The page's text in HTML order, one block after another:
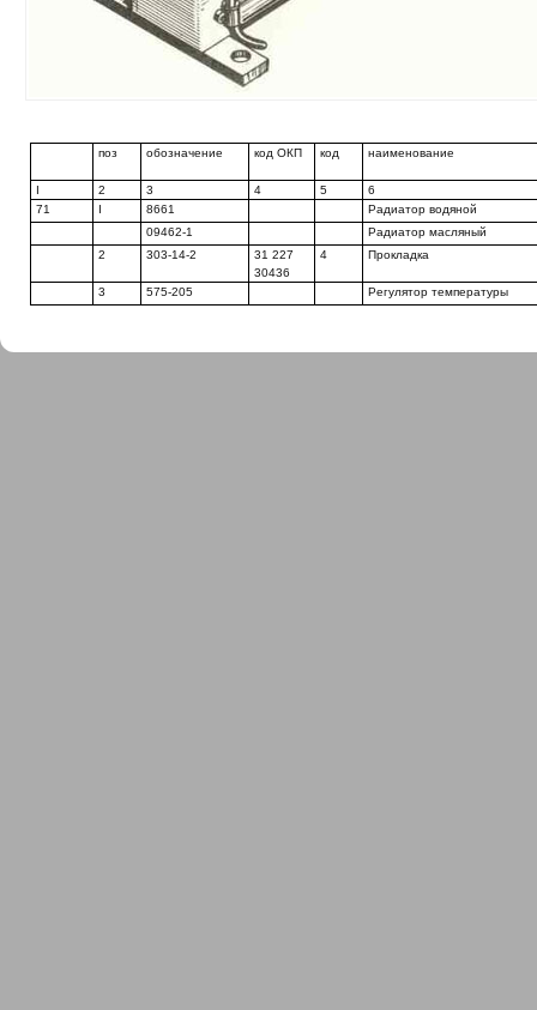
поз обозначение код ОКП код наименование
I 2 3 4 5
6
71
I 8661
Радиатор водяной
09462-1
Радиатор масляный
2
303-14-2
31 227
30436
4 Прокладка
3 575-205 Регулятор температуры